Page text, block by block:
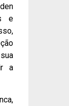
e
a